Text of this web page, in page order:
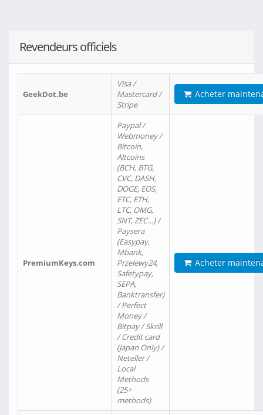
Revendeurs officiels
GeekDot.be
Visa /
Mastercard /
Stripe
Acheter
PremiumKeys.com
Paypal /
Webmoney /
Bitcoin,
Altcoins
(BCH, BTG,
CVC, DASH,
DOGE, EOS,
ETC, ETH,
LTC, OMG,
SNT, ZEC…) /
Paysera
(Easypay,
Mbank,
Przelewy24,
Safetypay,
SEPA,
Banktransfer)
/ Perfect
Money /
Bitpay / Skrill
/ Credit card
(Japan Only) /
Neteller /
Local
Methods
(25+
methods)
Acheter